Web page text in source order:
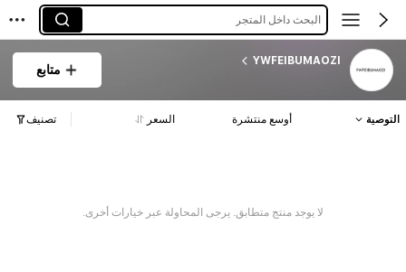
البحث داخل المتجر
YWFEIBUMAOZI
متابع
التوصية أوسع منتشرة السعر تصنيف
لا يوجد منتج متطابق. يرجى المحاولة عبر خيارات أخرى.